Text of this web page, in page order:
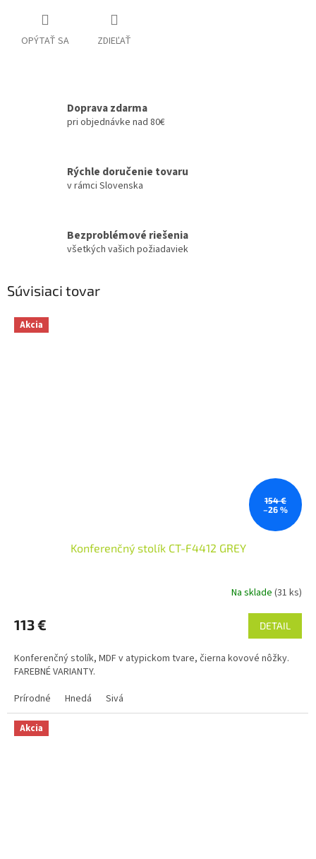
OPÝTAŤ SA ZDIEĽAŤ
Doprava zdarma
pri objednávke nad 80€
Rýchle doručenie tovaru
v rámci Slovenska
Bezproblémové riešenia
všetkých vašich požiadaviek
Súvisiaci tovar
Akcia
154 €
–26 %
Konferenčný stolík CT-F4412 GREY
Na sklade (31 ks)
113 € DETAIL
Konferenčný stolík, MDF v atypickom tvare, čierna kovové nôžky.
FAREBNÉ VARIANTY.
Prírodné
Hnedá Sivá
Akcia